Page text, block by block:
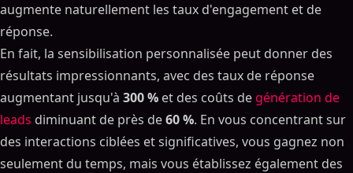
augmente naturellement les taux d'engagement et de
réponse.
En fait, la sensibilisation personnalisée peut donner des
résultats impressionnants, avec des taux de réponse
augmentant jusqu'à 300 % et des coûts de génération de
leads diminuant de près de60 %. En vous concentrant sur
des interactions ciblées et significatives, vous gagnez non
seulement du temps, mais vous établissez également des